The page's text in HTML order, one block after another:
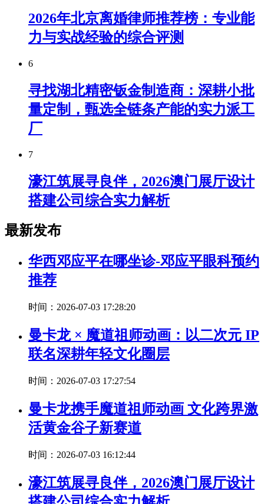
2026年北京离婚律师推荐榜：专业能
力与实战经验的综合评测
6
寻找湖北精密钣金制造商：深耕小批
量定制，甄选全链条产能的实力派工
厂
7
濠江筑展寻良伴，2026澳门展厅设计
搭建公司综合实力解析
最新发布
华西邓应平在哪坐诊-邓应平眼科预约
推荐
时间：2026-07-03 17:28:20
曼卡龙 × 魔道祖师动画：以二次元 IP
联名深耕年轻文化圈层
时间：2026-07-03 17:27:54
曼卡龙携手魔道祖师动画 文化跨界激
活黄金谷子新赛道
时间：2026-07-03 16:12:44
濠江筑展寻良伴，2026澳门展厅设计